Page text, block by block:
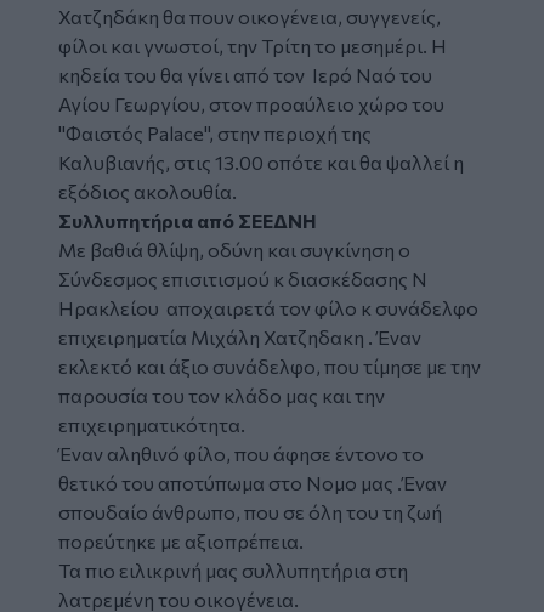
Χατζηδάκη θα πουν οικογένεια, συγγενείς,
φίλοι και γνωστοί, την Τρίτη το μεσημέρι. Η
κηδεία του θα γίνει από τον Ιερό Ναό του
Αγίου Γεωργίου, στον προαύλειο χώρο του
"Φαιστός Palace", στην περιοχή της
Καλυβιανής, στις 13.00 οπότε και θα ψαλλεί η
εξόδιος ακολουθία.
Συλλυπητήρια από ΣΕΕΔΝΗ
Με βαθιά θλίψη, οδύνη και συγκίνηση ο
Σύνδεσμος επισιτισμού κ διασκέδασης Ν
Ηρακλείου αποχαιρετά τον φίλο κ συνάδελφο
επιχειρηματία Μιχάλη Χατζηδακη . Έναν
εκλεκτό και άξιο συνάδελφο, που τίμησε με την
παρουσία του τον κλάδο μας και την
επιχειρηματικότητα.
Έναν αληθινό φίλο, που άφησε έντονο το
θετικό του αποτύπωμα στο Νομο μας .Έναν
σπουδαίο άνθρωπο, που σε όλη του τη ζωή
πορεύτηκε με αξιοπρέπεια.
Τα πιο ειλικρινή μας συλλυπητήρια στη
λατρεμένη του οικογένεια.